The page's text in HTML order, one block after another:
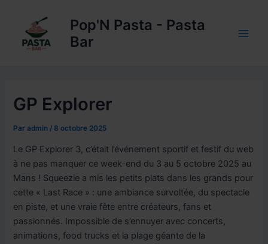
contenu
Pop'N Pasta - Pasta
Bar
GP Explorer
Paradmin / 8 octobre 2025
Le GP Explorer 3, c’était l’événement sportif et festif du web
à ne pas manquer ce week-end du 3 au 5 octobre 2025 au
Mans ! Squeezie a mis les petits plats dans les grands pour
cette « Last Race » : une ambiance survoltée, du spectacle
en piste, et une vraie fête entre créateurs, fans et
passionnés. Impossible de s’ennuyer avec concerts,
animations, food trucks et la plage géante de la